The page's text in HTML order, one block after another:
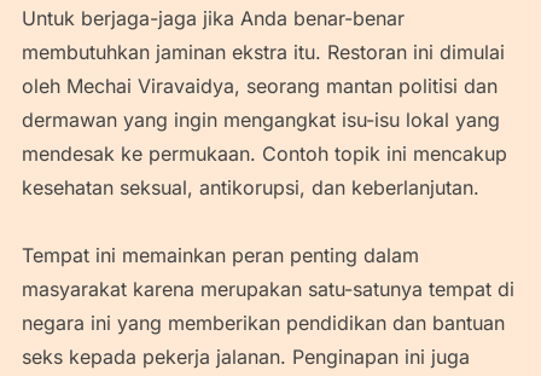
Untuk berjaga-jaga jika Anda benar-benar
membutuhkan jaminan ekstra itu. Restoran ini dimulai
oleh Mechai Viravaidya, seorang mantan politisi dan
dermawan yang ingin mengangkat isu-isu lokal yang
mendesak ke permukaan. Contoh topik ini mencakup
kesehatan seksual, antikorupsi, dan keberlanjutan.
Tempat ini memainkan peran penting dalam
masyarakat karena merupakan satu-satunya tempat di
negara ini yang memberikan pendidikan dan bantuan
seks kepada pekerja jalanan. Penginapan ini juga